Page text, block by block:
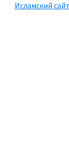
Исламский